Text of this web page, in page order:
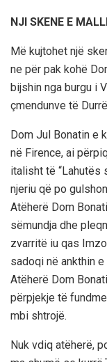
NJI SKENE E
Më kujtohet një
ne për pak kohë
bijshin nga burgu i
çmendunve të
Dom Jul Bonatin e
në Firence, ai
italisht të “Lahutës
njeriu që po
Atëherë Dom
sëmundja dhe
zvarritë iu qas
sadoqi në ankthin
Atëherë Dom
përpjekje të
mbi shtrojë.
Nuk vdiq atëherë,